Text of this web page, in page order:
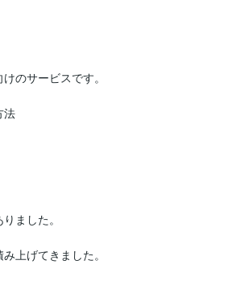
のサービスです。
法
ました。
上げてきました。